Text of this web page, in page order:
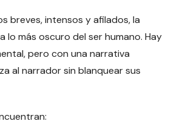
breves, intensos y afilados, la
lo más oscuro del ser humano. Hay
pero con una narrativa
al narrador sin blanquear sus